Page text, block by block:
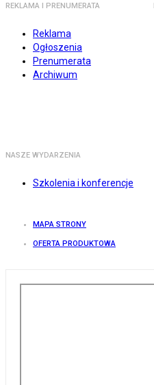
REKLAMA I PRENUMERATA
Reklama
Ogłoszenia
Prenumerata
Archiwum
NASZE WYDARZENIA
Szkolenia i konferencje
MAPA STRONY
OFERTA PRODUKTOWA